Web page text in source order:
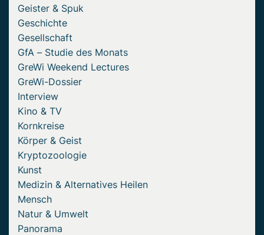
Geister & Spuk
Geschichte
Gesellschaft
GfA – Studie des Monats
GreWi Weekend Lectures
GreWi-Dossier
Interview
Kino & TV
Kornkreise
Körper & Geist
Kryptozoologie
Kunst
Medizin & Alternatives Heilen
Mensch
Natur & Umwelt
Panorama